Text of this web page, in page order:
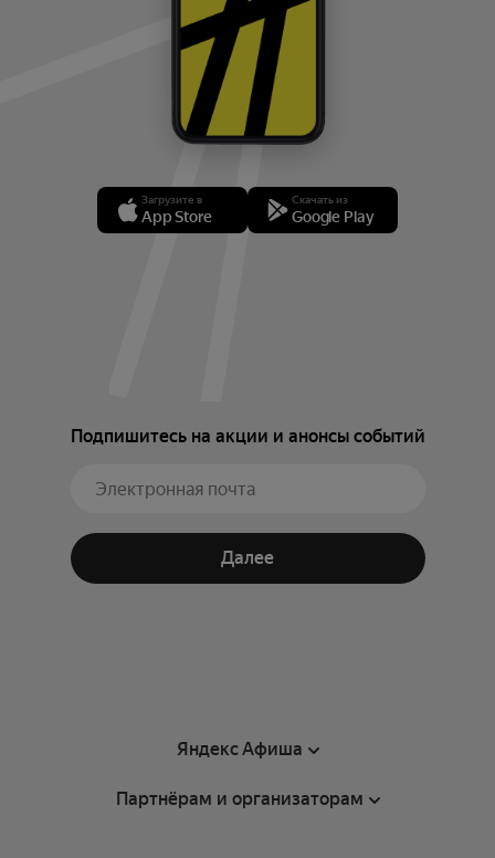
Загрузите в
App Store
Скачать из
Google Play
Подпишитесь на акции и анонсы событий
Далее
Яндекс Афиша
Справка
Партнёрам и организаторам